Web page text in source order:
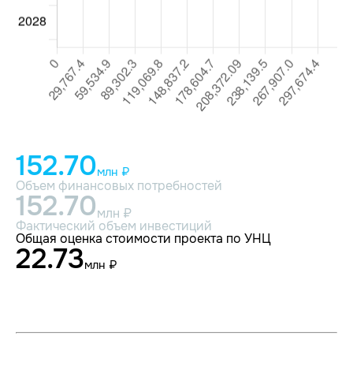
152.70млн ₽
Объем финансовых потребностей
152.70млн ₽
Фактический объем инвестиций
Общая оценка стоимости проекта по УНЦ
22.73млн ₽